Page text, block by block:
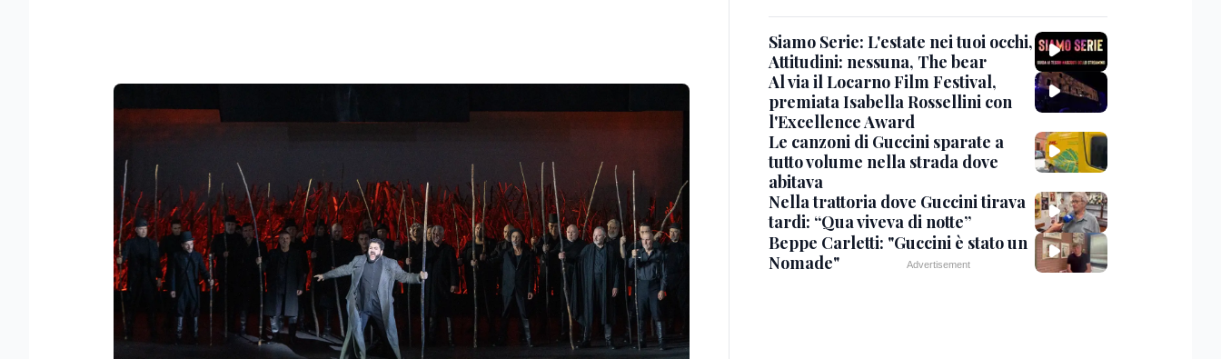
Siamo Serie: L'estate nei tuoi occhi,
Attitudini: nessuna, The bear
Al via il Locarno Film Festival,
premiata Isabella Rossellini con
l'Excellence Award
Le canzoni di Guccini sparate a
tutto volume nella strada dove
abitava
Nella trattoria dove Guccini tirava
tardi: “Qua viveva di notte”
Beppe Carletti: "Guccini è stato un
Nomade"